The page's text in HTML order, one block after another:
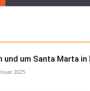
um Santa Marta in
2025